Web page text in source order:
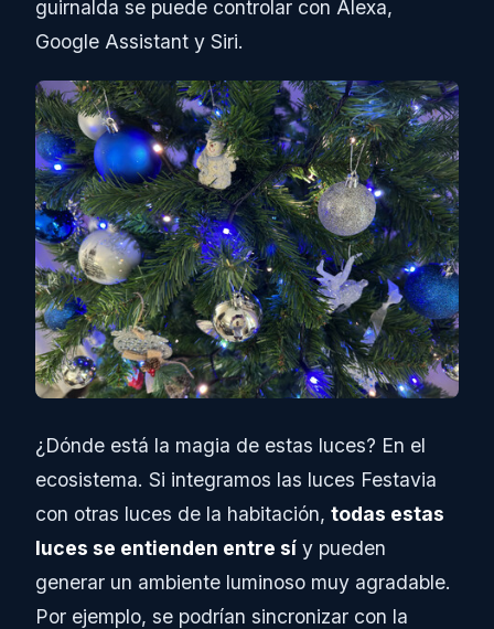
guirnalda se puede controlar con Alexa,
Google Assistant y Siri.
¿Dónde está la magia de estas luces? En el
ecosistema. Si integramos las luces Festavia
con otras luces de la habitación, todas estas
luces se entienden entre sí y pueden
generar un ambiente luminoso muy agradable.
Por ejemplo, se podrían sincronizar con la